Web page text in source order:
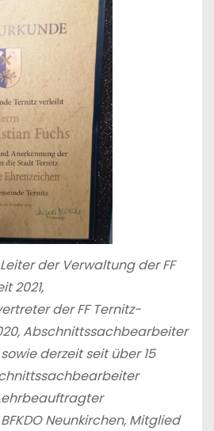
der Verwaltung der FF
2021,
der FF Ternitz-
Abschnittssachbearbeiter
derzeit seit über 15
Neunkirchen, Mitglied